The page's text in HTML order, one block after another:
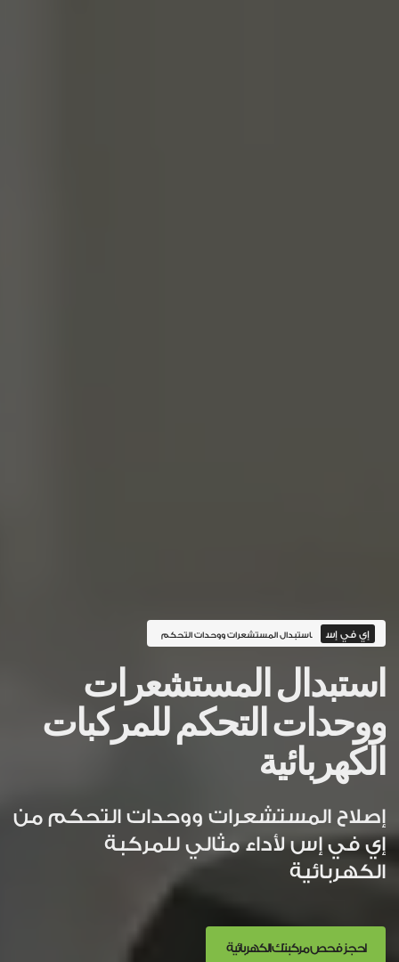
إي في إس استبدال المستشعرات ووحدات التحكم
استبدال المستشعرات
ووحدات التحكم للمركبات
الكهربائية
إصلاح المستشعرات ووحدات التحكم من
إي في إس لأداء مثالي للمركبة
الكهربائية
احجز فحص مركبتك الكهربائية